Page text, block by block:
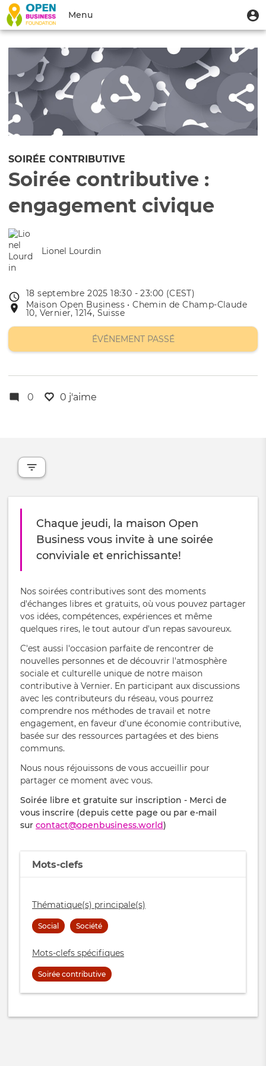
contenu
Menu
du
compte
l'utilisateur
Menu
Toggle
navigation
SOIRÉE CONTRIBUTIVE
Soirée contributive :
engagement civique
Lionel Lourdin
Date
de
l'évênement
18 septembre 2025 18:30 - 23:00 (CEST)
Lieu
de
Maison Open Business • Chemin de Champ-Claude
10, Vernier, 1214, Suisse
ÉVÉNEMENT PASSÉ
0 0 j'aime
Chaque jeudi, la maison Open
Business vous invite à une soirée
conviviale et enrichissante!
Nos soirées contributives sont des moments
d'échanges libres et gratuits, où vous pouvez partager
vos idées, compétences, expériences et même
quelques rires, le tout autour d'un repas savoureux.
C'est aussi l'occasion parfaite de rencontrer de
nouvelles personnes et de découvrir l'atmosphère
sociale et culturelle unique de notre maison
contributive à Vernier. En participant aux discussions
avec les contributeurs du réseau, vous pourrez
comprendre nos méthodes de travail et notre
engagement, en faveur d'une économie contributive,
basée sur des ressources partagées et des biens
communs.
Nous nous réjouissons de vous accueillir pour
partager ce moment avec vous.
Soirée libre et gratuite sur inscription - Merci de
vous inscrire (depuis cette page ou par e-mail
sur contact@openbusiness.world)
Mots-clefs
Thématique(s) principale(s)
Social Société
Mots-clefs spécifiques
Soirée contributive